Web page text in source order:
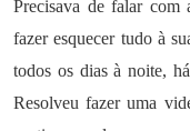
Precisava de falar com
fazer esquecer tudo à
todos os dias à noite,
Resolveu fazer uma